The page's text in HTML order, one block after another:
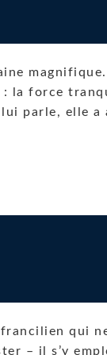
la force
parle, elle a
qui
– il s’y